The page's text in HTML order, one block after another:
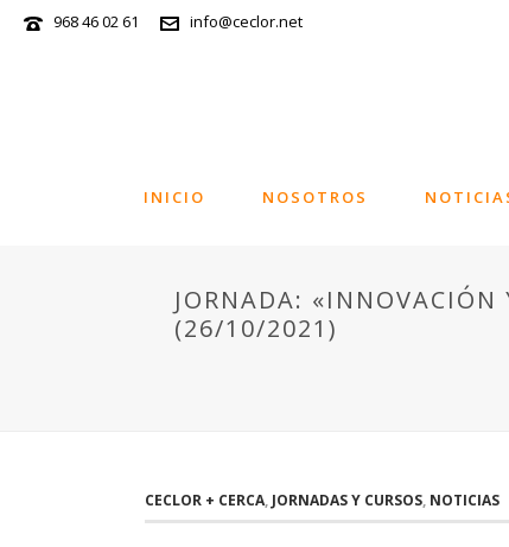
968 46 02 61 info@ceclor.net
INICIO NOSOTROS
JORNADA: «INNOVACIÓN
(26/10/2021)
CECLOR + CERCA, JORNADAS Y CURSOS, NOTICIAS